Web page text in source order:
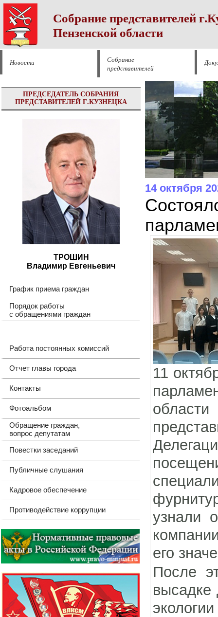
Собрание представителей
Пензенской области
Новости
Собрание
представителей
ПРЕДСЕДАТЕЛЬ СОБРАНИЯ
ПРЕДСТАВИТЕЛЕЙ Г.КУЗНЕЦКА
ТРОШИН
Владимир Евгеньевич
График приема граждан
Порядок работы
с обращениями граждан
Работа постоянных комиссий
Отчет главы города
Контакты
Фотоальбом
Обращение граждан,
вопрос депутатам
Повестки заседаний
Публичные слушания
Кадровое обеспечение
Противодействие коррупции
14 октября
11
узнали
его
После
высадке